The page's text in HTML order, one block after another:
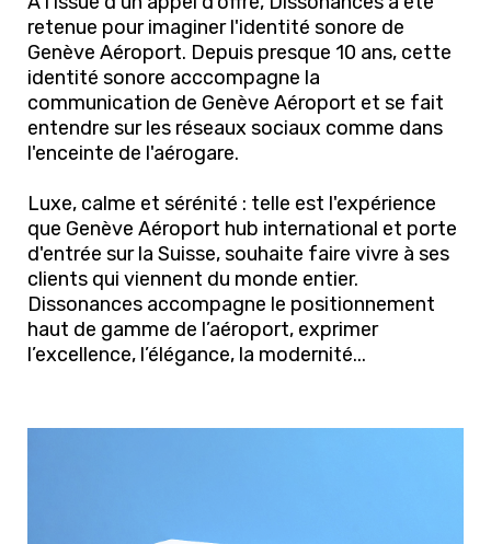
retenue pour imaginer l'identité sonore de
Genève Aéroport. Depuis presque 10 ans, cette
identité sonore acccompagne la
communication de Genève Aéroport et se fait
entendre sur les réseaux sociaux comme dans
l'enceinte de l'aérogare.
Luxe, calme et sérénité : telle est l'expérience
que Genève Aéroport hub international et porte
d'entrée sur la Suisse, souhaite faire vivre à ses
clients qui viennent du monde entier.
Dissonances accompagne le positionnement
haut de gamme de l’aéroport, exprimer
l’excellence, l’élégance, la modernité...